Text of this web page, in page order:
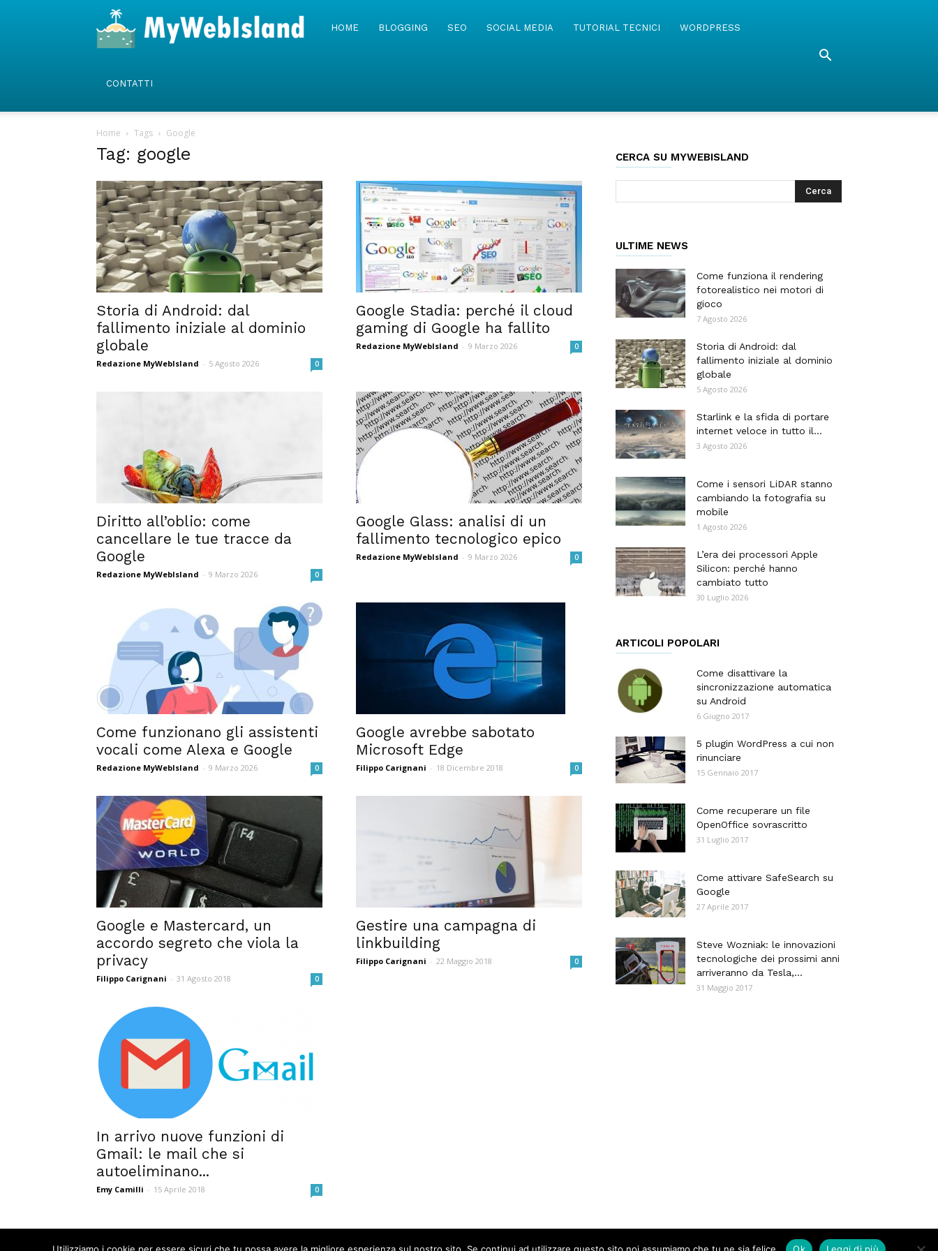
MyWebIsland
HOME BLOGGING SEO SOCIAL MEDIA TUTORIAL TECNICI WORDPRESS
CONTATTI
Home Tags Google
Tag: google
Storia di Android: dal
fallimento iniziale al dominio
globale
Redazione MyWebIsland - 5 Agosto 2026 0
Google Stadia: perché il cloud
gaming di Google ha fallito
Redazione MyWebIsland - 9 Marzo 2026 0
Diritto all’oblio: come
cancellare le tue tracce da
Google
Redazione MyWebIsland - 9 Marzo 2026 0
Google Glass: analisi di un
fallimento tecnologico epico
Redazione MyWebIsland - 9 Marzo 2026 0
Come funzionano gli assistenti
vocali come Alexa e Google
Redazione MyWebIsland - 9 Marzo 2026 0
Google avrebbe sabotato
Microsoft Edge
Filippo Carignani - 18 Dicembre 2018 0
Google e Mastercard, un
accordo segreto che viola la
privacy
Filippo Carignani - 31 Agosto 2018 0
Gestire una campagna di
linkbuilding
Filippo Carignani - 22 Maggio 2018 0
In arrivo nuove funzioni di
Gmail: le mail che si
autoeliminano...
Emy Camilli - 15 Aprile 2018 0
CERCA SU MYWEBISLAND
ULTIME NEWS
Come funziona il rendering
fotorealistico nei motori di
gioco
7 Agosto 2026
Storia di Android: dal
fallimento iniziale al dominio
globale
5 Agosto 2026
Starlink e la sfida di portare
internet veloce in tutto il...
3 Agosto 2026
Come i sensori LiDAR stanno
cambiando la fotografia su
mobile
1 Agosto 2026
L’era dei processori Apple
Silicon: perché hanno
cambiato tutto
30 Luglio 2026
ARTICOLI POPOLARI
Come disattivare la
sincronizzazione automatica
su Android
6 Giugno 2017
5 plugin WordPress a cui non
rinunciare
15 Gennaio 2017
Come recuperare un file
OpenOffice sovrascritto
31 Luglio 2017
Come attivare SafeSearch su
Google
27 Aprile 2017
Steve Wozniak: le innovazioni
tecnologiche dei prossimi anni
arriveranno da Tesla,...
31 Maggio 2017